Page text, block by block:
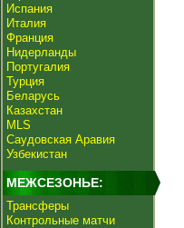
Испания
Италия
Франция
Нидерланды
Португалия
Турция
Беларусь
Казахстан
MLS
Саудовская Аравия
Узбекистан
МЕЖСЕЗОНЬЕ:
Трансферы
Контрольные матчи